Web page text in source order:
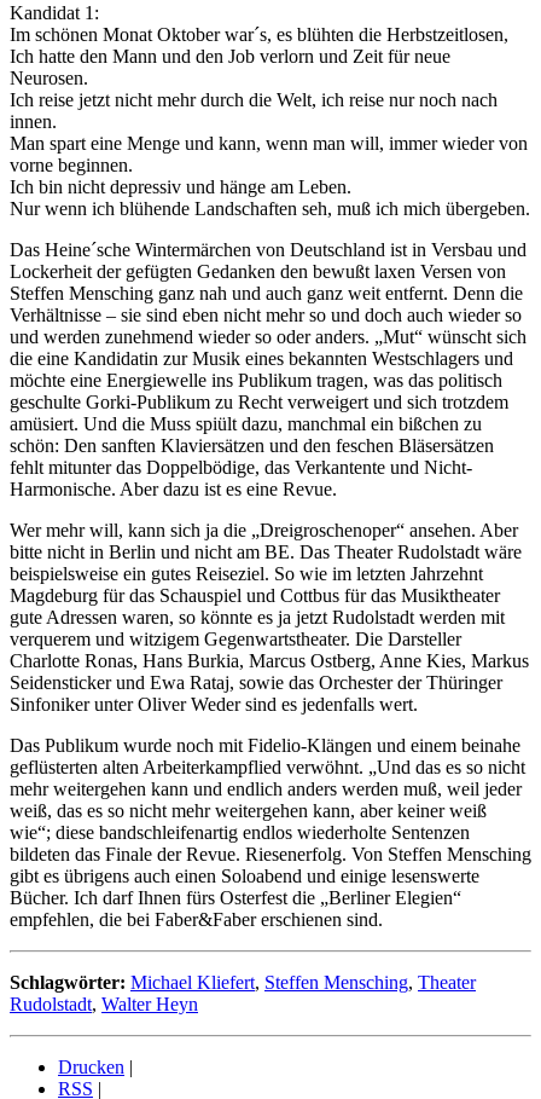
Kandidat 1:
Im schönen Monat Oktober war´s, es blühten die Herbstzeitlosen,
Ich hatte den Mann und den Job verlorn und Zeit für neue
Neurosen.
Ich reise jetzt nicht mehr durch die Welt, ich reise nur noch nach
innen.
Man spart eine Menge und kann, wenn man will, immer wieder von
vorne beginnen.
Ich bin nicht depressiv und hänge am Leben.
Nur wenn ich blühende Landschaften seh, muß ich mich übergeben.
Das Heine´sche Wintermärchen von Deutschland ist in Versbau und
Lockerheit der gefügten Gedanken den bewußt laxen Versen von
Steffen Mensching ganz nah und auch ganz weit entfernt. Denn die
Verhältnisse – sie sind eben nicht mehr so und doch auch wieder so
und werden zunehmend wieder so oder anders. „Mut“ wünscht sich
die eine Kandidatin zur Musik eines bekannten Westschlagers und
möchte eine Energiewelle ins Publikum tragen, was das politisch
geschulte Gorki-Publikum zu Recht verweigert und sich trotzdem
amüsiert. Und die Muss spiült dazu, manchmal ein bißchen zu
schön: Den sanften Klaviersätzen und den feschen Bläsersätzen
fehlt mitunter das Doppelbödige, das Verkantente und Nicht-
Harmonische. Aber dazu ist es eine Revue.
Wer mehr will, kann sich ja die „Dreigroschenoper“ ansehen. Aber
bitte nicht in Berlin und nicht am BE. Das Theater Rudolstadt wäre
beispielsweise ein gutes Reiseziel. So wie im letzten Jahrzehnt
Magdeburg für das Schauspiel und Cottbus für das Musiktheater
gute Adressen waren, so könnte es ja jetzt Rudolstadt werden mit
verquerem und witzigem Gegenwartstheater. Die Darsteller
Charlotte Ronas, Hans Burkia, Marcus Ostberg, Anne Kies, Markus
Seidensticker und Ewa Rataj, sowie das Orchester der Thüringer
Sinfoniker unter Oliver Weder sind es jedenfalls wert.
Das Publikum wurde noch mit Fidelio-Klängen und einem beinahe
geflüsterten alten Arbeiterkampflied verwöhnt. „Und das es so nicht
mehr weitergehen kann und endlich anders werden muß, weil jeder
weiß, das es so nicht mehr weitergehen kann, aber keiner weiß
wie“; diese bandschleifenartig endlos wiederholte Sentenzen
bildeten das Finale der Revue. Riesenerfolg. Von Steffen Mensching
gibt es übrigens auch einen Soloabend und einige lesenswerte
Bücher. Ich darf Ihnen fürs Osterfest die „Berliner Elegien“
empfehlen, die bei Faber&Faber erschienen sind.
Schlagwörter: Michael Kliefert, Steffen Mensching, Theater
Rudolstadt, Walter Heyn
Drucken |
RSS |